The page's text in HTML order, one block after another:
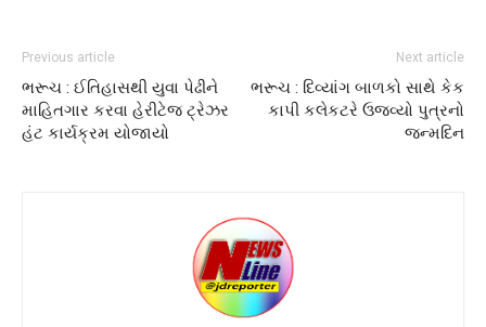
Previous article
ભરૂચ : ઈતિહાસથી યુવા પેઢીને
માહિતગાર કરવા હેરીટેજ ટ્રેઝર
હંટ કાર્યક્રમ યોજાયો
Next article
ભરૂચ : દિવ્યાંગ બાળકો સાથે કેક
કાપી કલેકટરે ઉજવ્યો પુત્રનો
જન્મદિન